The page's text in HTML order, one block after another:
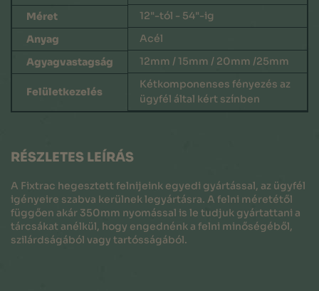
Méret
12"-tól - 54"-ig
Anyag
Acél
Agyagvastagság
12mm / 15mm / 20mm /25mm
Felületkezelés
Kétkomponenses fényezés az
ügyfél által kért színben
RÉSZLETES LEÍRÁS
A Fixtrac hegesztett felnijeink egyedi gyártással, az ügyfél
igényeire szabva kerülnek legyártásra. A felni méretétől
függően akár 350mm nyomással is le tudjuk gyártattani a
tárcsákat anélkül, hogy engednénk a felni minőségéből,
szilárdságából vagy tartósságából.